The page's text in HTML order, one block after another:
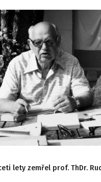
lety zemřel prof. ThDr.